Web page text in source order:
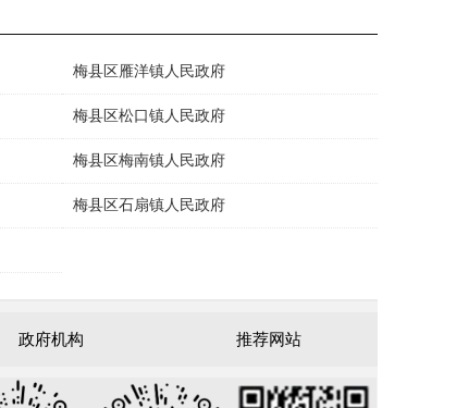
梅县区雁洋镇人民政府
梅县区松口镇人民政府
梅县区梅南镇人民政府
梅县区石扇镇人民政府
政府机构 推荐网站